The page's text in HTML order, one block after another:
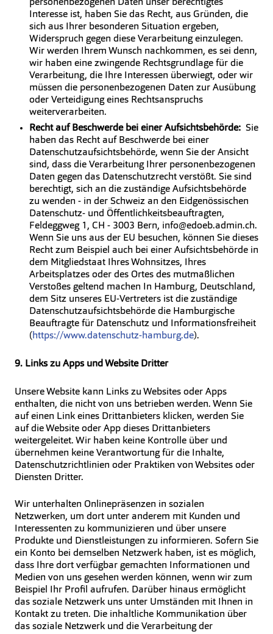
personenbezogenen Daten unser berechtigtes
Interesse ist, haben Sie das Recht, aus Gründen, die
sich aus Ihrer besonderen Situation ergeben,
Widerspruch gegen diese Verarbeitung einzulegen.
Wir werden Ihrem Wunsch nachkommen, es sei denn,
wir haben eine zwingende Rechtsgrundlage für die
Verarbeitung, die Ihre Interessen überwiegt, oder wir
müssen die personenbezogenen Daten zur Ausübung
oder Verteidigung eines Rechtsanspruchs
weiterverarbeiten.
Recht auf Beschwerde bei einer Aufsichtsbehörde: Sie
haben das Recht auf Beschwerde bei einer
Datenschutzaufsichtsbehörde, wenn Sie der Ansicht
sind, dass die Verarbeitung Ihrer personenbezogenen
Daten gegen das Datenschutzrecht verstößt. Sie sind
berechtigt, sich an die zuständige Aufsichtsbehörde
zu wenden - in der Schweiz an den Eidgenössischen
Datenschutz- und Öffentlichkeitsbeauftragten,
Feldeggweg 1, CH - 3003 Bern, info@edoeb.admin.ch.
Wenn Sie uns aus der EU besuchen, können Sie dieses
Recht zum Beispiel auch bei einer Aufsichtsbehörde in
dem Mitgliedstaat Ihres Wohnsitzes, Ihres
Arbeitsplatzes oder des Ortes des mutmaßlichen
Verstoßes geltend machen In Hamburg, Deutschland,
dem Sitz unseres EU-Vertreters ist die zuständige
Datenschutzaufsichtsbehörde die Hamburgische
Beauftragte für Datenschutz und Informationsfreiheit
(https://www.datenschutz-hamburg.de).
9. Links zu Apps und Website Dritter
Unsere Website kann Links zu Websites oder Apps
enthalten, die nicht von uns betrieben werden. Wenn Sie
auf einen Link eines Drittanbieters klicken, werden Sie
auf die Website oder App dieses Drittanbieters
weitergeleitet. Wir haben keine Kontrolle über und
übernehmen keine Verantwortung für die Inhalte,
Datenschutzrichtlinien oder Praktiken von Websites oder
Diensten Dritter.
Wir unterhalten Onlinepräsenzen in sozialen
Netzwerken, um dort unter anderem mit Kunden und
Interessenten zu kommunizieren und über unsere
Produkte und Dienstleistungen zu informieren. Sofern Sie
ein Konto bei demselben Netzwerk haben, ist es möglich,
dass Ihre dort verfügbar gemachten Informationen und
Medien von uns gesehen werden können, wenn wir zum
Beispiel Ihr Profil aufrufen. Darüber hinaus ermöglicht
das soziale Netzwerk uns unter Umständen mit Ihnen in
Kontakt zu treten. Die inhaltliche Kommunikation über
das soziale Netzwerk und die Verarbeitung der